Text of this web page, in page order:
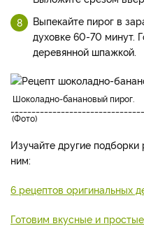
Выпекайте пирог в
духовке 60-70 минут.
деревянной шпажкой.
шоколадно-банановый пирог.
Фото
Изучайте другие подборки
ним:
6 рецептов оригинальных
Готовим вкусные и